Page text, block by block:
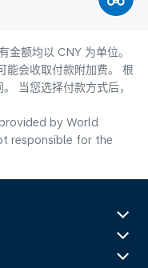
金额均以 CNY 为单位。
能会收取付款附加费。 根
当您选择付款方式后，
by World
responsible for the